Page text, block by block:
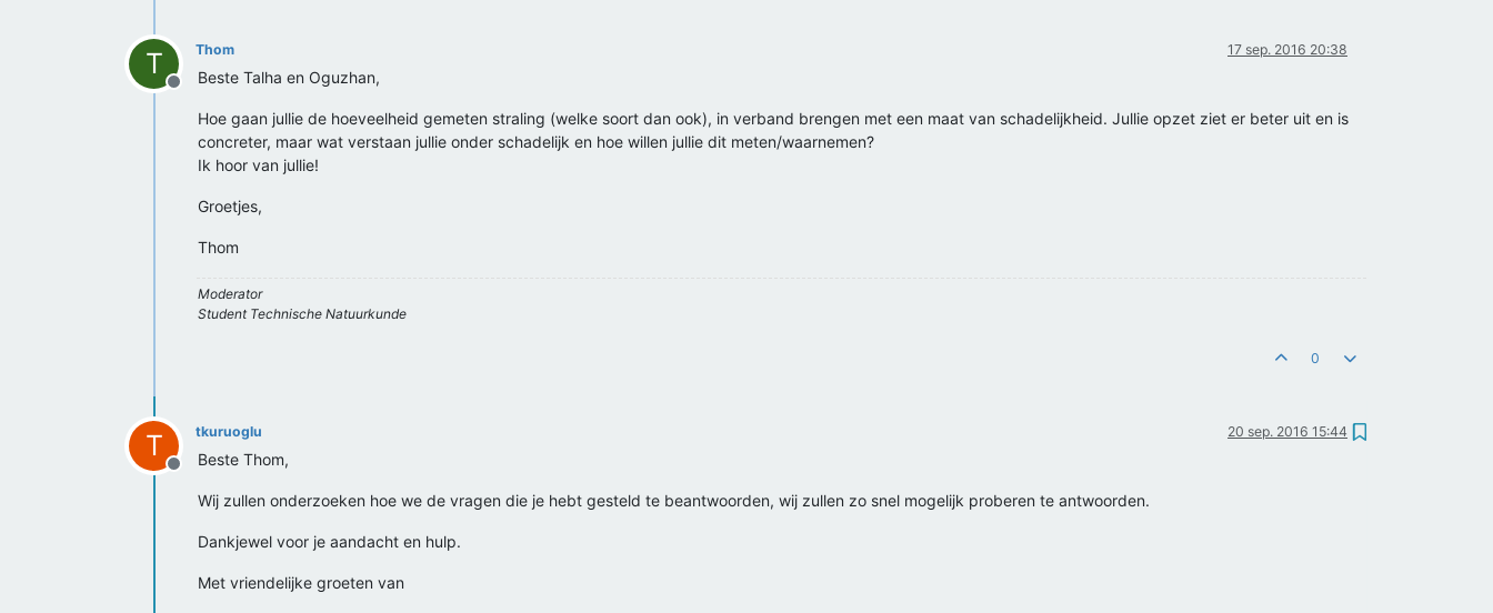
T
Offline
Thom 17 sep. 2016 20:38
Beste Talha en Oguzhan,
Hoe gaan jullie de hoeveelheid gemeten straling (welke soort dan ook), in verband brengen met een maat van schadelijkheid. Jullie opzet ziet er beter uit en is
concreter, maar wat verstaan jullie onder schadelijk en hoe willen jullie dit meten/waarnemen?
Ik hoor van jullie!
Groetjes,
Thom
Moderator
Student Technische Natuurkunde
0
T
Offline
tkuruoglu 20 sep. 2016 15:44
Beste Thom,
Wij zullen onderzoeken hoe we de vragen die je hebt gesteld te beantwoorden, wij zullen zo snel mogelijk proberen te antwoorden.
Dankjewel voor je aandacht en hulp.
Met vriendelijke groeten van